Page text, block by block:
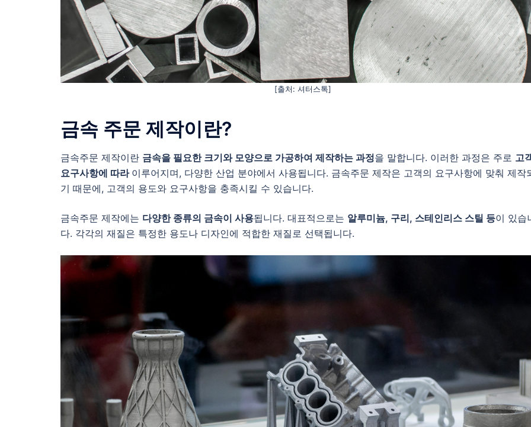
[출처: 셔터스톡]
금속 주문 제작이란?
금속주문 제작이란 금속을 필요한 크기와 모양으로 가공하여 제작하는 과정을 말합니다. 이러한 과정은 주로 고
요구사항에 따라 이루어지며, 다양한 산업 분야에서 사용됩니다. 금속주문 제작은 고객의 요구사항에 맞춰 제작
기 때문에, 고객의 용도와 요구사항을 충족시킬 수 있습니다.
금속주문 제작에는 다양한 종류의 금속이 사용됩니다. 대표적으로는 알루미늄, 구리, 스테인리스 스틸 등이 있습
다. 각각의 재질은 특정한 용도나 디자인에 적합한 재질로 선택됩니다.